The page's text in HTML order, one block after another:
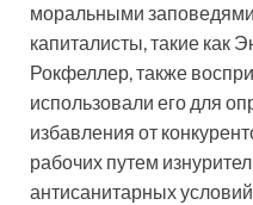
моральными
капиталисты, такие как
Рокфеллер, также
использовали его для
избавления от
рабочих путем
антисанитарных